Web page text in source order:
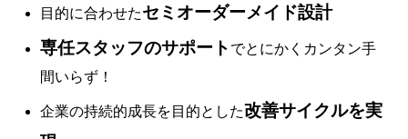
目的に合わせたセミオーダーメイド設計
専任スタッフのサポート でとにかくカンタン手
間いらず！
企業の持続的成長を目的とした改善サイクルを実